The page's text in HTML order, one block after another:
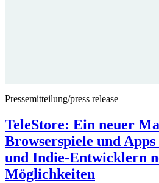
Pressemitteilung/press release
TeleStore: Ein neuer
Browserspiele und
und Indie-Entwicklern
Möglichkeiten